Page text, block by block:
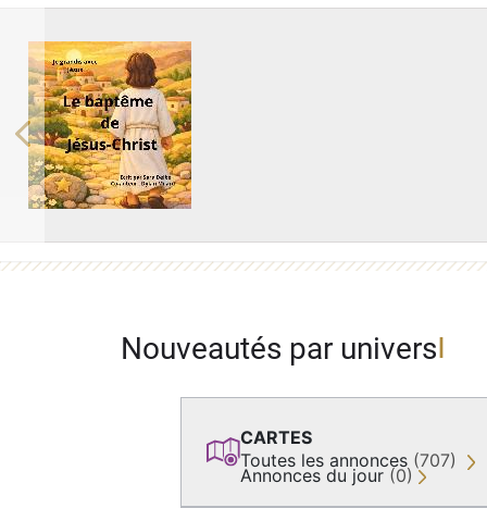
Previous
Nouveautés par univers
CARTES
Toutes les annonces (707)
Annonces du jour (0)